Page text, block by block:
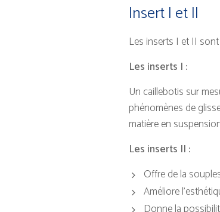
Insert I et II
Les inserts I et II
Les inserts I :
Un caillebotis sur
phénomènes de
matière en
Les inserts II :
Offre de la
Améliore